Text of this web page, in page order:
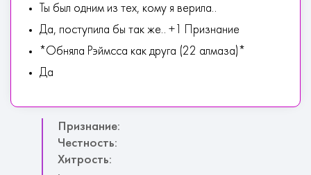
Ты был одним из тех, кому я верила..
Да, поступила бы так же.. +1 Признание
*Обняла Рэймсса как друга (22 алмаза)*
Да
Признание:
Честность:
Хитрость: